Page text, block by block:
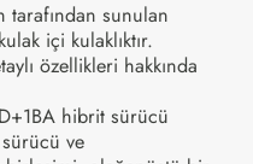
tarafından sunulan
içi kulaklıktır.
özellikleri hakkında
hibrit sürücü
ve